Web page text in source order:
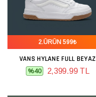
2.ÜRÜN 599₺
VANS HYLANE FULL BEYAZ
%40 2,399.99 TL